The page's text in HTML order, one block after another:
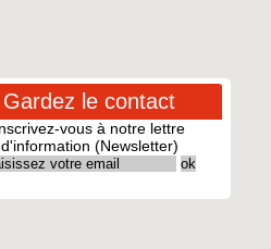
Gardez le contact
vous à notre lettre
d'information (Newsletter)